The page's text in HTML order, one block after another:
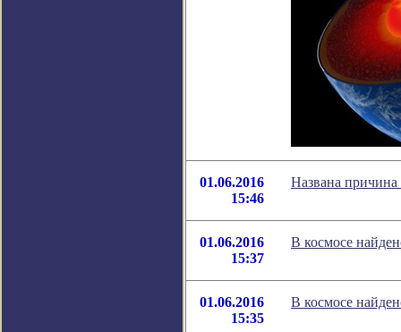
01.06.2016
15:46
Названа
01.06.2016
15:37
В космосе
01.06.2016
15:35
В космосе